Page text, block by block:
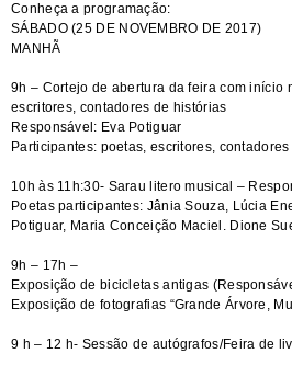
Conheça a programação:
SÁBADO (25 DE NOVEMBRO DE 2017)
MANHÃ
9h – Cortejo de abertura da feira com início
escritores, contadores de histórias
Responsável: Eva Potiguar
Participantes: poetas, escritores,
10h às 11h:30- Sarau litero musical –
Poetas participantes: Jânia Souza, Lúcia
Potiguar, Maria Conceição Maciel. Dione
9h – 17h –
Exposição de bicicletas antigas
Exposição de fotografias “Grande Árvore,
9 h – 12 h- Sessão de autógrafos/Feira de